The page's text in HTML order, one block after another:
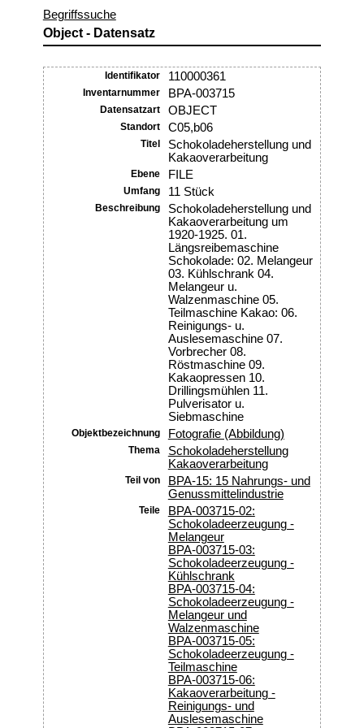
Begriffssuche
Object - Datensatz
Identifikator 110000361
Inventarnummer BPA-003715
Datensatzart OBJECT
Standort C05,b06
Titel
Schokoladeherstellung und
Kakaoverarbeitung
Ebene FILE
Umfang 11 Stück
Beschreibung
Schokoladeherstellung und
Kakaoverarbeitung um
1920-1925. 01.
Längsreibemaschine
Schokolade: 02. Melangeur
03. Kühlschrank 04.
Melangeur u.
Walzenmaschine 05.
Teilmaschine Kakao: 06.
Reinigungs- u.
Auslesemaschine 07.
Vorbrecher 08.
Röstmaschine 09.
Kakaopressen 10.
Drillingsmühlen 11.
Pulverisator u.
Siebmaschine
Objektbezeichnung Fotografie (Abbildung)
Thema
Schokoladeherstellung
Kakaoverarbeitung
Teil von
BPA-15: 15 Nahrungs- und
Genussmittelindustrie
Teile
BPA-003715-02:
Schokoladeerzeugung -
Melangeur
BPA-003715-03:
Schokoladeerzeugung -
Kühlschrank
BPA-003715-04:
Schokoladeerzeugung -
Melangeur und
Walzenmaschine
BPA-003715-05:
Schokoladeerzeugung -
Teilmaschine
BPA-003715-06:
Kakaoverarbeitung -
Reinigungs- und
Auslesemaschine